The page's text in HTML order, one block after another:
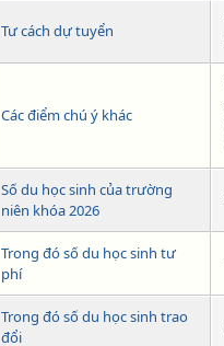
Tư cách dự tuyển
Các điểm chú ý khác
Số du học sinh của trường
niên khóa 2026
Trong đó số du học sinh tư
phí
Trong đó số du học sinh trao
đổi